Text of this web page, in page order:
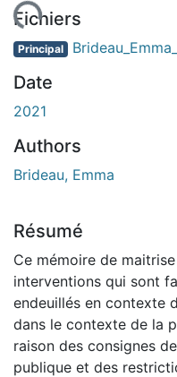
Fichiers
Principal
Date
2021
Authors
Brideau, Emma
Résumé
Ce mémoire de
interventions qui sont
endeuillés en contexte
dans le contexte de la
raison des consignes
publique et des